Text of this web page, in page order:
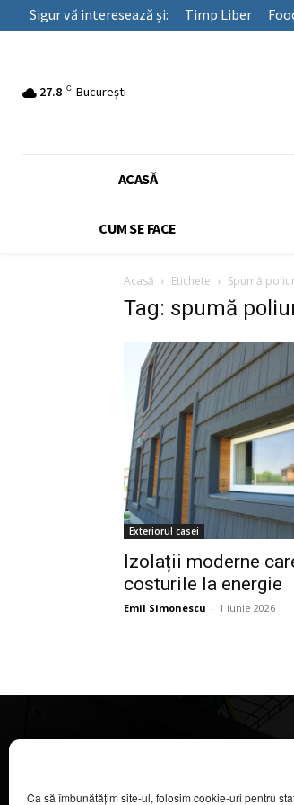
Ca să îmbunătățim site-ul, folosim cookie-uri pentru
Sigur vă interesează și: Timp Liber
27.8 C București
ACASĂ
CUM SE FACE
Acasă Etichete Spumă
Tag: spumă
Exteriorul casei
Izolații moderne
costurile la energie
Emil Simonescu - 1 iunie 2026